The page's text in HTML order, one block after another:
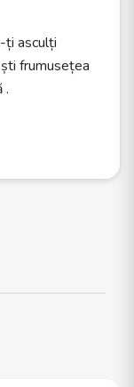
ți asculți
frumusețea
.